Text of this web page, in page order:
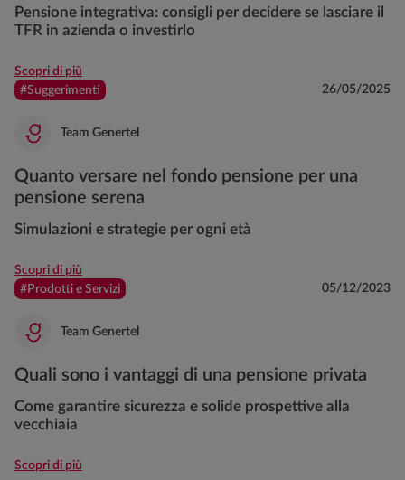
Pensione integrativa: consigli per decidere se lasciare il
TFR in azienda o investirlo
Scopri di più
#Suggerimenti
26/05/2025
Team Genertel
Quanto versare nel fondo pensione per una
pensione serena
Simulazioni e strategie per ogni età
Scopri di più
#Prodotti e Servizi
05/12/2023
Team Genertel
Quali sono i vantaggi di una pensione privata
Come garantire sicurezza e solide prospettive alla
vecchiaia
Scopri di più